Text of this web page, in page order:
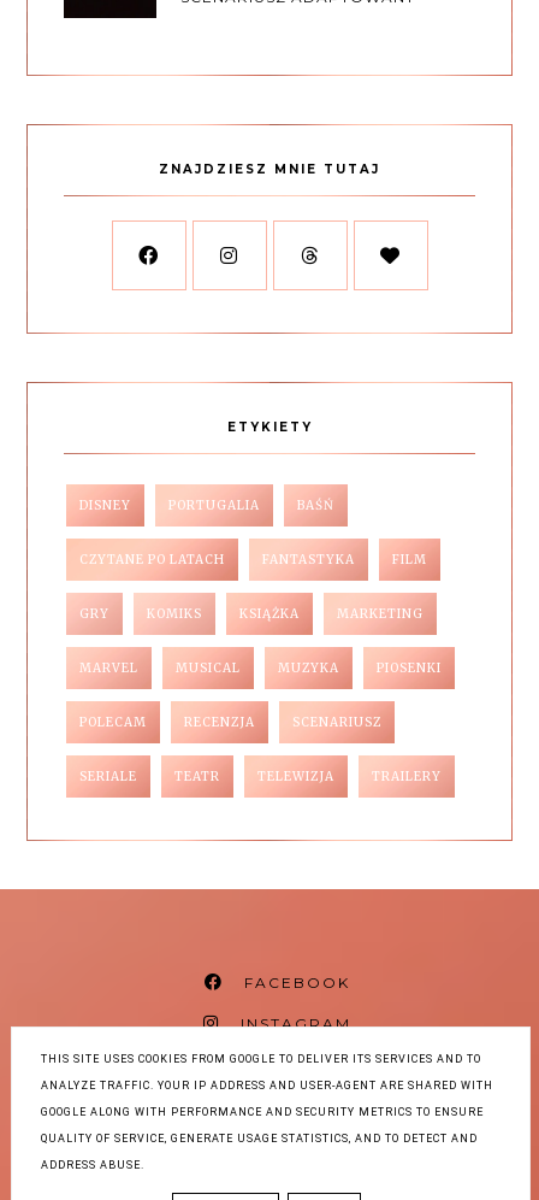
ZNAJDZIESZ MNIE TUTAJ
ETYKIETY
DISNEY PORTUGALIA BAŚŃ
CZYTANE PO LATACH FANTASTYKA FILM
GRY KOMIKS KSIĄŻKA MARKETING
MARVEL MUSICAL MUZYKA PIOSENKI
POLECAM RECENZJA SCENARIUSZ
SERIALE TEATR TELEWIZJA TRAILERY
FACEBOOK
INSTAGRAM
THREADS
BLOGLOVIN
THIS SITE USES COOKIES FROM GOOGLE TO DELIVER ITS SERVICES AND TO
ANALYZE TRAFFIC. YOUR IP ADDRESS AND USER-AGENT ARE SHARED WITH
GOOGLE ALONG WITH PERFORMANCE AND SECURITY METRICS TO ENSURE
QUALITY OF SERVICE, GENERATE USAGE STATISTICS, AND TO DETECT AND
ADDRESS ABUSE.